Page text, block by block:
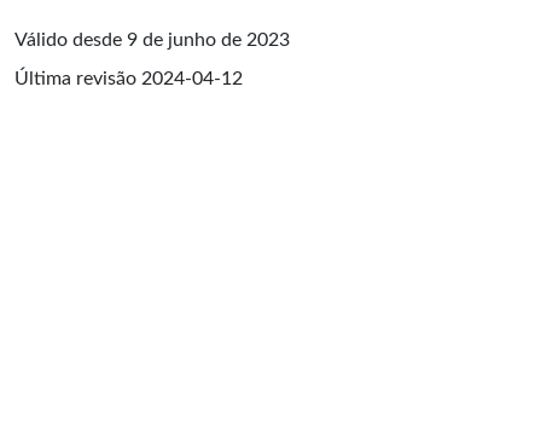
Válido desde 9 de junho de 2023
Última revisão 2024-04-12